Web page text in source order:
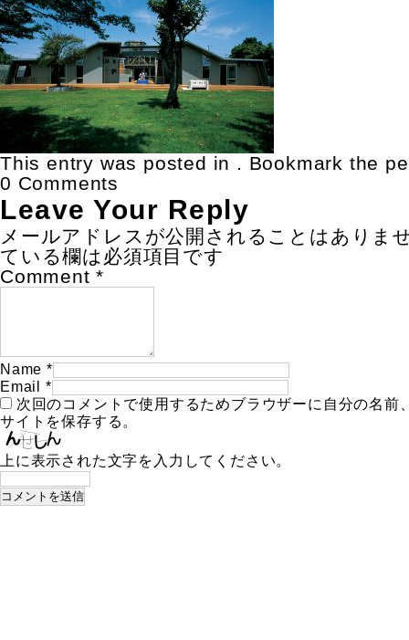
This entry was posted in . Bookmark the
0 Comments
Leave Your Reply
メールアドレスが公開されることはありま
ている欄は必須項目です
Comment *
Name *
Email
*
次回のコメントで使用するためブラウザーに自分の名前
サイトを保存する。
上に表示された文字を入力してください。